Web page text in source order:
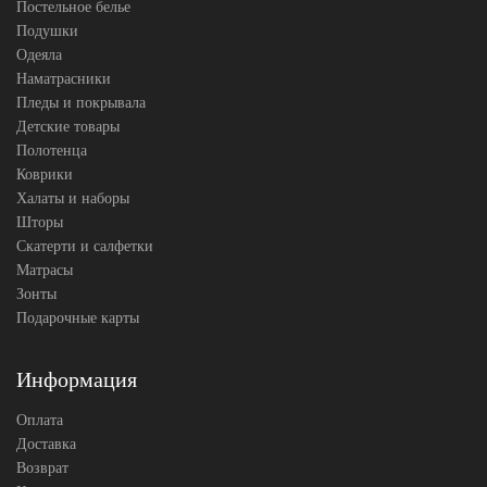
Производитель
Постельное белье
Подушки
Одеяла
Наматрасники
Пледы и покрывала
Детские товары
Полотенца
Коврики
Халаты и наборы
Шторы
Скатерти и салфетки
Матрасы
Зонты
Подарочные карты
Информация
Оплата
Доставка
Возврат